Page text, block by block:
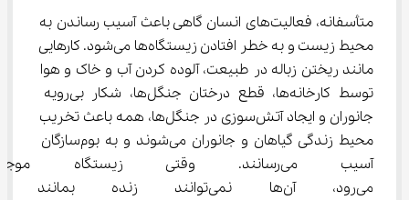
متأسفانه، فعالیت‌های انسان گاهی باعث آسیب رساندن به
محیط زیست و به خطر افتادن زیستگاه‌ها می‌شود. کارهایی
مانند ریختن زباله در طبیعت، آلوده کردن آب و خاک و هوا
توسط کارخانه‌ها، قطع درختان جنگل‌ها، شکار بی‌رویه
جانوران و ایجاد آتش‌سوزی در جنگل‌ها، همه باعث تخریب
محیط زندگی گیاهان و جانوران می‌شوند و به بوم‌سازگان
آسیب می‌رسانند. وقتی
می‌رود، آن‌ها نمی‌توانند